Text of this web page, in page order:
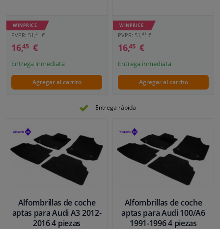
WINPRICE
PVPR: 51, 41 €
16,45 €
Entrega inmediata
Agregar al carrito
WINPRICE
PVPR: 51, 41 €
16,45 €
Entrega inmediata
Agregar al carrito
Entrega rápida
Alfombrillas de coche
aptas para Audi A3 2012-
2016 4 piezas
Alfombrillas de coche
aptas para Audi 100/A6
1991-1996 4 piezas